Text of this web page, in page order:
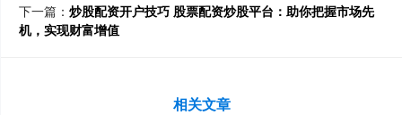
下一篇： 炒股配资开户技巧 股票配资炒股平台：助你把握市场先
机，实现财富增值
相关文章